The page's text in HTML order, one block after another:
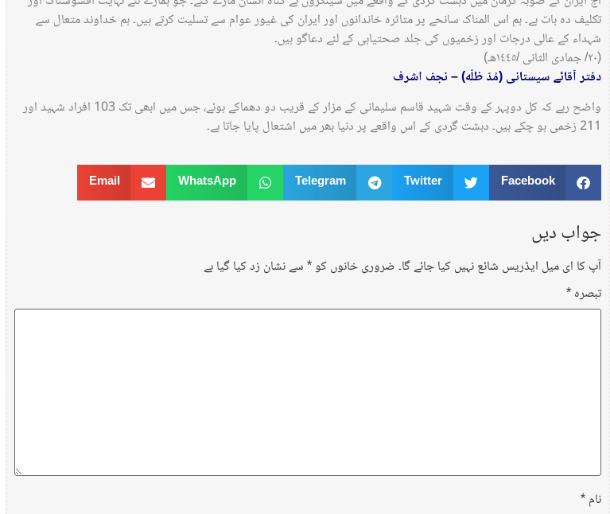
تکلیف دہ بات ہے۔ ہم اس المناک سانحے پر متاثرہ خاندانوں اور ایران کی غیور عوام سے تسلیت کرتے ہیں۔ ہم خداوند متعال سے
شہداء کے عالی درجات اور زخمیوں کی جلد صحتیابی کے لئے دعاگو ہیں۔
(٢٠/ جمادی الثانی /١٤٤٥هـ)
دفتر آقائے سیستانی (مُدّ ظلّه) – نجف اشرف
واضح رہے کہ کل دوپہر کے وقت شہید قاسم سلیمانی کے مزار کے قریب دو دھماکے ہوئے، جس میں ابھی تک 103 افراد شہید اور
211 زخمی ہو چکے ہیں۔ دہشت گردی کے اس واقعے پر دنیا بھر میں اشتعال پایا جاتا ہے۔
Facebook
Twitter
Telegram
WhatsApp
Email
جواب دیں
آپ کا ای میل ایڈریس شائع نہیں کیا جائے گا۔ضروری خانوں کو*سے نشان زد کیا گیا ہے
تبصرہ*
نام*